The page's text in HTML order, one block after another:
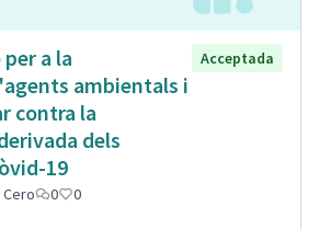
a la
ambientals i
contra la
dels
19
Acceptada
0 0